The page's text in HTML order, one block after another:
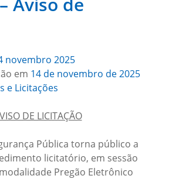
novembro 2025
em 14 de novembro de 2025
e Licitações
DE LICITAÇÃO
Pública torna público a
licitatório, em sessão
Pregão Eletrônico